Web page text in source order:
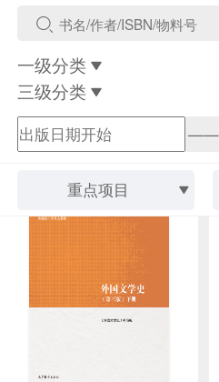
一级分类
三级分类
——
重点项目